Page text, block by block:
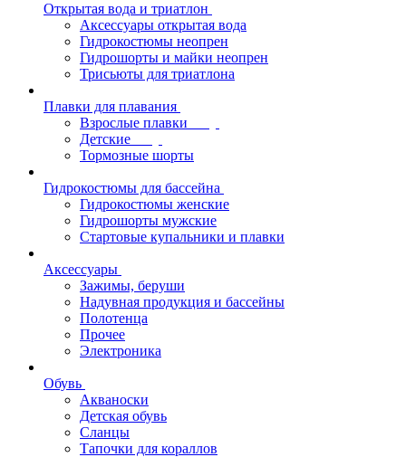
Открытая вода и триатлон
Аксессуары открытая вода
Гидрокостюмы неопрен
Гидрошорты и майки неопрен
Трисьюты для триатлона
Плавки для плавания
Взрослые плавки
Детские
Тормозные шорты
Гидрокостюмы для бассейна
Гидрокостюмы женские
Гидрошорты мужские
Стартовые купальники и плавки
Аксессуары
Зажимы, беруши
Надувная продукция и бассейны
Полотенца
Прочее
Электроника
Обувь
Акваноски
Детская обувь
Сланцы
Тапочки для кораллов